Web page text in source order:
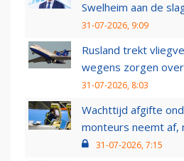
Swelheim aan de
31-07-2026, 9:09
Rusland trekt
wegens zorgen
31-07-2026, 8:03
Wachttijd afgifte
monteurs neemt af,
31-07-2026, 7:15